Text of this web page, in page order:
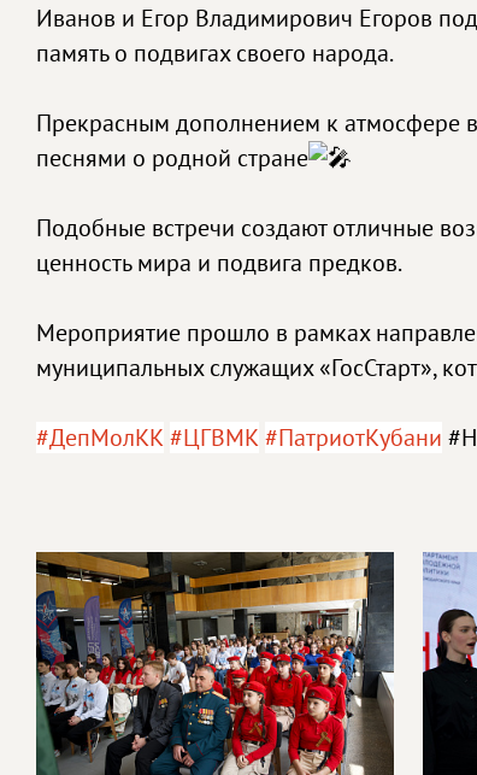
Иванов и Егор Владимирович Егоров
память о подвигах своего народа.
Прекрасным дополнением к атмосфере
песнями о родной стране
Подобные встречи создают отличные
ценность мира и подвига предков.
Мероприятие прошло в рамках
муниципальных служащих «ГосСтарт»,
#ДепМолКК#ЦГВМК#ПатриотКубани